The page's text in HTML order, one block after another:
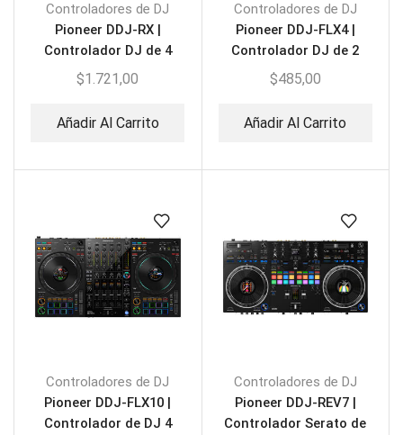
Controladores de DJ
Pioneer DDJ-RX |
Controlador DJ de 4
canales
$1.721,00
Añadir Al Carrito
Controladores de DJ
Pioneer DDJ-FLX4 |
Controlador DJ de 2
canales Rekordbox
$485,00
Añadir Al Carrito
Controladores de DJ
Pioneer DDJ-FLX10 |
Controlador de DJ 4
Controladores de DJ
Pioneer DDJ-REV7 |
Controlador Serato de